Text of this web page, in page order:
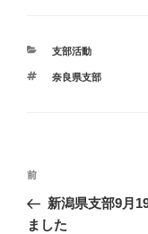
カ
ゴ
支部活動
タ
奈良県支部
投
ナ
前
の
投
前
新潟県支部9月
ました